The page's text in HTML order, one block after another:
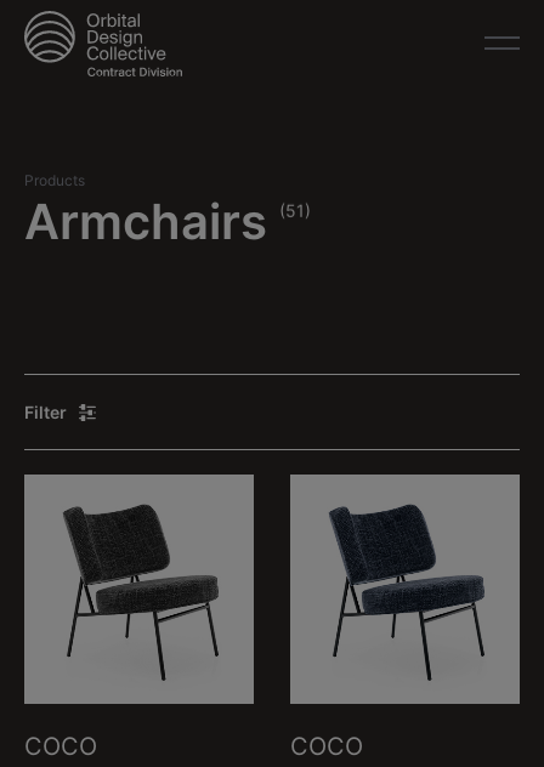
Products
Armchairs (51)
Filter
COCO COCO